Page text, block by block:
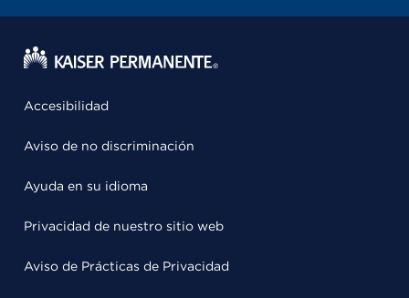
Accesibilidad
Aviso de no discriminación
Ayuda en su idioma
Privacidad de nuestro sitio web
Aviso de Prácticas de Privacidad